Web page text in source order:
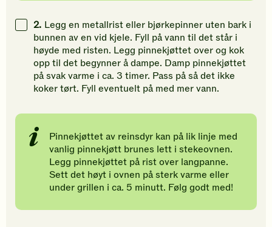
2. Legg en metallrist eller bjørkepinner uten bark i
bunnen av en vid kjele. Fyll på vann til det står i
høyde med risten. Legg pinnekjøttet over og kok
opp til det begynner å dampe. Damp pinnekjøttet
på svak varme i ca. 3 timer. Pass på så det ikke
koker tørt. Fyll eventuelt på med mer vann.
Pinnekjøttet av reinsdyr kan på lik linje med
vanlig pinnekjøtt brunes lett i stekeovnen.
Legg pinnekjøttet på rist over langpanne.
Sett det høyt i ovnen på sterk varme eller
under grillen i ca. 5 minutt. Følg godt med!